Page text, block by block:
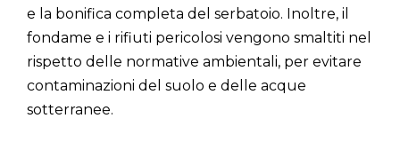
e la bonifica completa del serbatoio. Inoltre, il
fondame e i rifiuti pericolosi vengono smaltiti nel
rispetto delle normative ambientali, per evitare
contaminazioni del suolo e delle acque
sotterranee.